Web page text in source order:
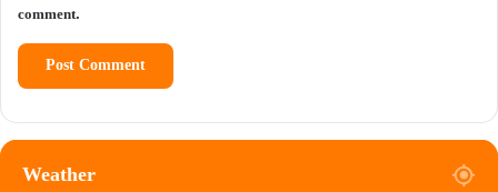
comment.
Weather